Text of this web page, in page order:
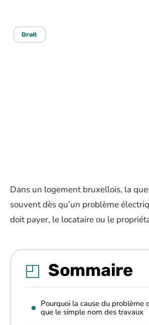
Droit
Dans un logement bruxellois, la
souvent dès qu’un problème
doit payer, le locataire ou le
Sommaire
Pourquoi la cause du problème
que le simple nom des travaux